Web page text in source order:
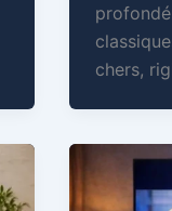
chers,